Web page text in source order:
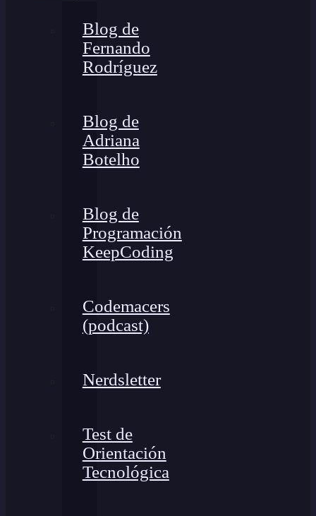
Blog de
Fernando
Rodríguez
Blog de
Adriana
Botelho
Blog de
Programación
KeepCoding
Codemacers
(podcast)
Nerdsletter
Test de
Orientación
Tecnológica